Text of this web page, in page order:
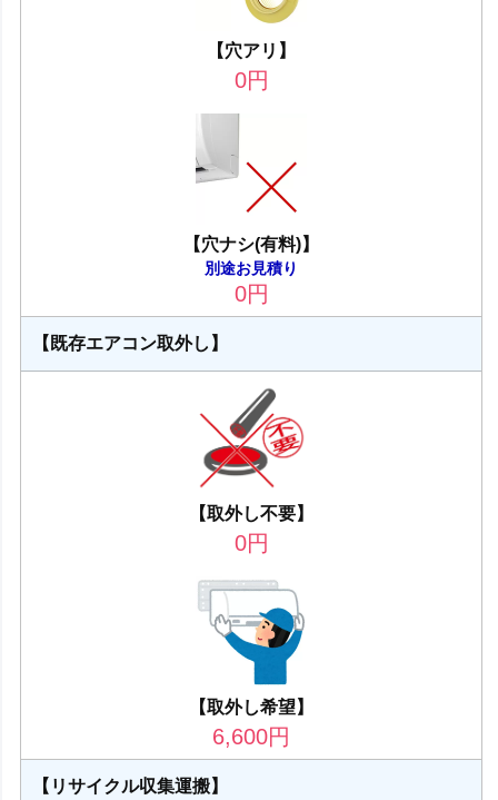
【穴アリ】
0円
【穴ナシ(有料)】
別途お見積り
0円
【既存エアコン取外し】
【取外し不要】
0円
【取外し希望】
6,600円
【リサイクル収集運搬】